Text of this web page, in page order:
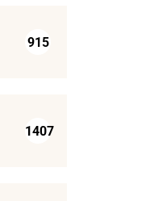
915
1407